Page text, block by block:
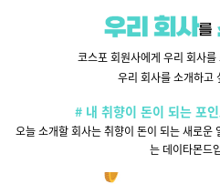
코스포 회원사에게 우리 회사
우리 회사를 소개하고
# 내 취향이 돈이 되는 포
오늘 소개할 회사는 취향이 돈이 되는 새로운
는 데이타몬드